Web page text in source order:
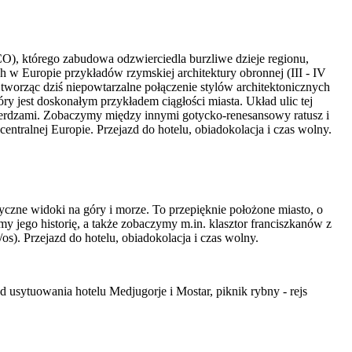
którego zabudowa odzwierciedla burzliwe dzieje regionu,
w Europie przykładów rzymskiej architektury obronnej (III - IV
dziś niepowtarzalne połączenie stylów architektonicznych
doskonałym przykładem ciągłości miasta. Układ ulic tej
Zobaczymy między innymi gotycko-renesansowy ratusz i
Europie. Przejazd do hotelu, obiadokolacja i czas wolny.
widoki na góry i morze. To przepięknie położone miasto, o
jego historię, a także zobaczymy m.in. klasztor franciszkanów z
Przejazd do hotelu, obiadokolacja i czas wolny.
usytuowania hotelu Medjugorje i Mostar, piknik rybny - rejs